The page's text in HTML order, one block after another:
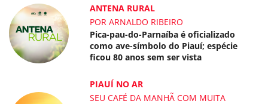
ANTENA RURAL
POR ARNALDO RIBEIRO
Pica-pau-do-Parnaíba é oficializado
como ave-símbolo do Piauí; espécie
ficou 80 anos sem ser vista
PIAUÍ NO AR
SEU CAFÉ DA MANHÃ COM MUITA